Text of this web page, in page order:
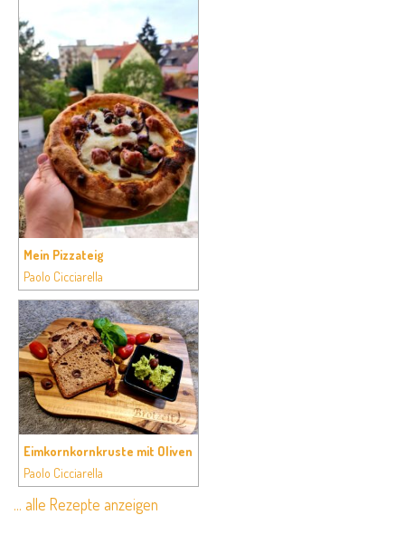
Mein Pizzateig
Paolo Cicciarella
Eimkornkornkruste mit Oliven
Paolo Cicciarella
… alle Rezepte anzeigen